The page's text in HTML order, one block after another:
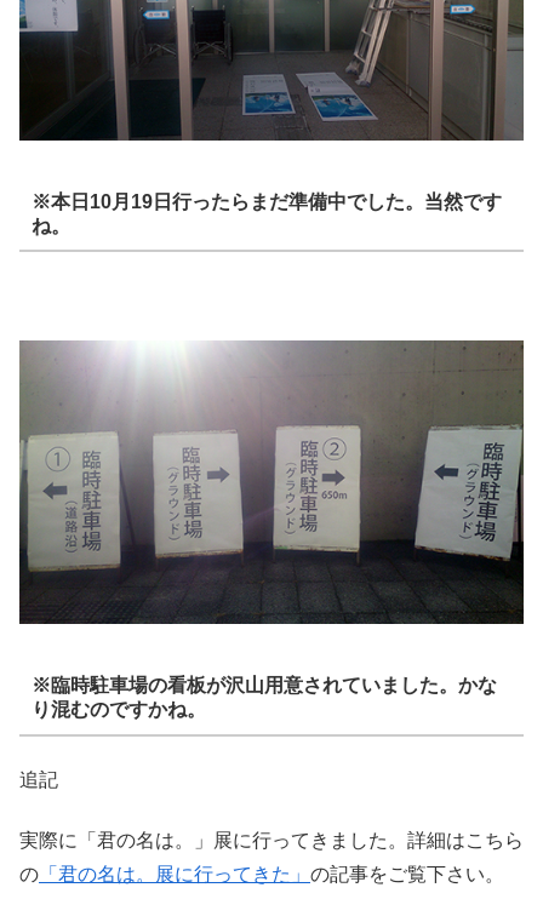
※本日10月19日行ったらまだ準備中でした。当然です
ね。
※臨時駐車場の看板が沢山用意されていました。かな
り混むのですかね。
追記
実際に「君の名は。」展に行ってきました。詳細はこちら
の 「君の名は。展に行ってきた」 の記事をご覧下さい。